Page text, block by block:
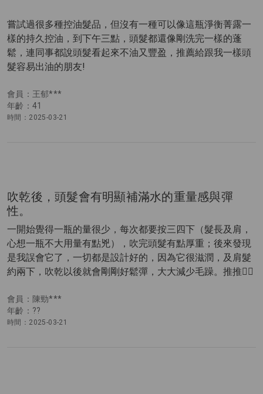
會員：王郁***
年齡：41
時間：2025-03-21
嘗試過很多種控油髮品，但沒有一種可以像這瓶淨衡菁露一
樣的持久控油，到下午三點，頭髮都還像剛洗完一樣的蓬
鬆，連同事都說頭髮看起來不油又豐盈，推薦給跟我一樣頭
髮容易出油的朋友!
會員：陳勁***
年齡：??
時間：2025-03-21
吹乾後，頭髮會有明顯補滿水的重量感與彈
性。
一開始覺得一瓶的量很少，每次都要按三四下（髮長及肩，
心想一瓶不大用量有點兇），吹完頭髮有點厚重；後來發現
是我誤會它了，一切都是設計好的，因為它很滋潤，及肩髮
約兩下，吹乾以後就會剛剛好鬆彈，大大減少毛躁。推推👍🏻